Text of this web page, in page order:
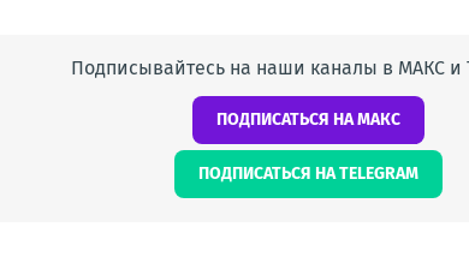
Подписывайтесь на наши каналы в МАКС и
ПОДПИСАТЬСЯ НА МАКС
ПОДПИСАТЬСЯ НА TELEGRAM